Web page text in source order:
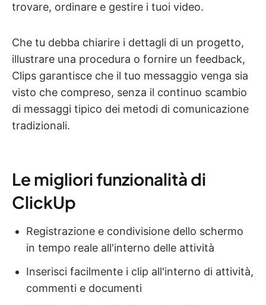
trovare, ordinare e gestire i tuoi video.
Che tu debba chiarire i dettagli di un progetto,
illustrare una procedura o fornire un feedback,
Clips garantisce che il tuo messaggio venga sia
visto che compreso, senza il continuo scambio
di messaggi tipico dei metodi di comunicazione
tradizionali.
Le migliori funzionalità di
ClickUp
Registrazione e condivisione dello schermo
in tempo reale all'interno delle attività
Inserisci facilmente i clip all'interno di attività,
commenti e documenti